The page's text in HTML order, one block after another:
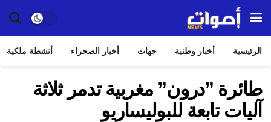
الرئيسية أخبار وطنية جهات أخبار الصحراء أنشطة ملكية
طائرة ”درون” مغربية تدمر ثلاثة
آليات تابعة للبوليساريو